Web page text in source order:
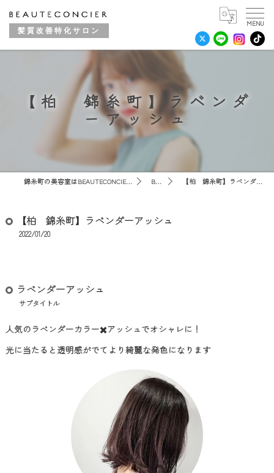
髪質改善特化サロン
【柏 錦糸町】ラベンダ
ーアッシュ
錦糸町の美容室はBEAUTECONCIER 錦糸町店 BLOG 【柏 錦糸町】ラベンダーアッシュ
【柏 錦糸町】ラベンダーアッシュ
2022/01/20
ラベンダーアッシュ
サブタイトル
人気のラベンダーカラー✖️アッシュでオシャレに！
光に当たると透明感がでてより綺麗な発色になります